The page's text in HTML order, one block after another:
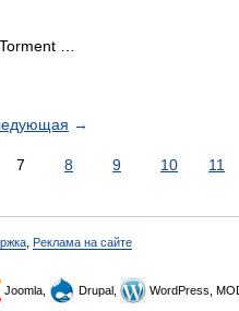
…
→
7 8 9 10 11
Реклама на сайте
Joomla, Drupal, WordPress,